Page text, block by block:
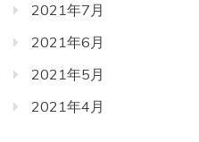
2021年7月
2021年6月
2021年5月
2021年4月